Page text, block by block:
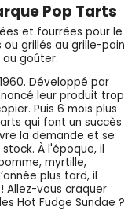
Pop Tarts
et fourrées pour le
grillés au grille-pain
goûter.
Développé par
leur produit trop
Puis 6 mois plus
qui font un succès
la demande et se
À l'époque, il
myrtille,
plus tard, il
Allez-vous craquer
Hot Fudge Sundae ?